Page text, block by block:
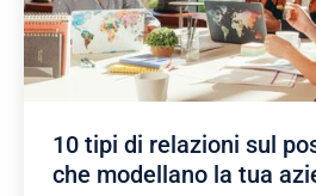
10 tipi di relazioni sul
che modellano la tua